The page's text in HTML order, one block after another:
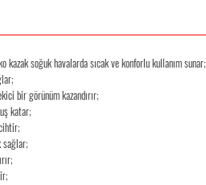
kazak soğuk havalarda sıcak ve konforlu kullanım sunar;
bir görünüm kazandırır;
katar;
sağlar;